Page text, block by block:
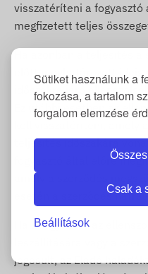
Sütiket használunk a
fokozása, a tartalom
forgalom elemzése
Csak a
Beállítások
visszatéríteni a
megfizetett teljes
Ha azonban a teljesítés a
előtt meghatározott ideig
időszakra járó
Ez utóbbi esetben az
teljesítés időszakára
fogyasztó által előre
amely a szerződés
esetén a szerződés
Ha a fogyasztó az
jogosult, az Eladó